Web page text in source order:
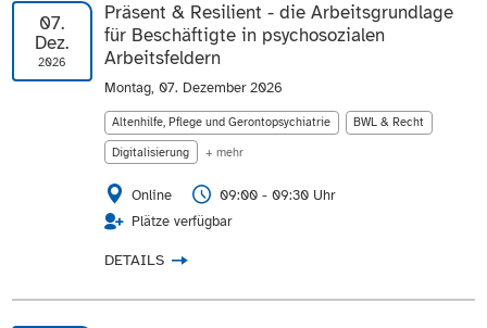
07.
Dez.
2026
Präsent & Resilient - die Arbeitsgrundlage
für Beschäftigte in psychosozialen
Arbeitsfeldern
Montag, 07. Dezember 2026
Altenhilfe, Pflege und Gerontopsychiatrie
BWL & Recht
Digitalisierung
+ mehr
Online
09:00 - 09:30 Uhr
Plätze verfügbar
DETAILS